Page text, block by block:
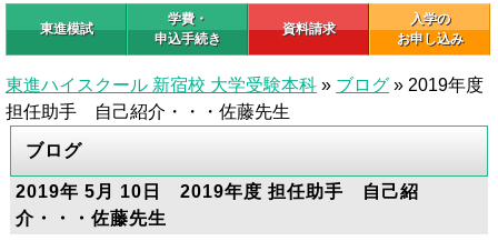
東進模試
学費・
申込手続き
資料請求
入学の
お申し込み
東進ハイスクール 新宿校 大学受験本科 » ブログ » 2019年度
担任助手 自己紹介・・・佐藤先生
ブログ
2019年 5月 10日 2019年度 担任助手 自己紹
介・・・佐藤先生